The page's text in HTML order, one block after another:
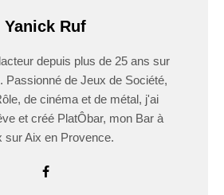
Yanick Ruf
depuis plus de 25 ans sur
Passionné de Jeux de Société,
de cinéma et de métal, j'ai
et créé PlatÔbar, mon Bar à
sur Aix en Provence.